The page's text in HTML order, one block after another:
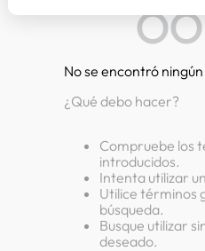
5. zapatillas
laptop
terrex
lavadora
No se encontró
¿Qué debo hacer?
Compruebe los
introducidos.
Intenta utilizar
Utilice términos
búsqueda.
Busque utilizar
deseado.